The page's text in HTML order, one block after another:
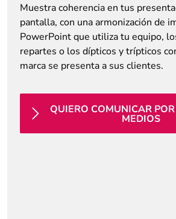
Muestra coherencia en tus
pantalla, con una armonización de
PowerPoint que utiliza tu equipo,
repartes o los dípticos y trípticos
marca se presenta a sus clientes.
QUIERO COMUNICAR
MEDIOS